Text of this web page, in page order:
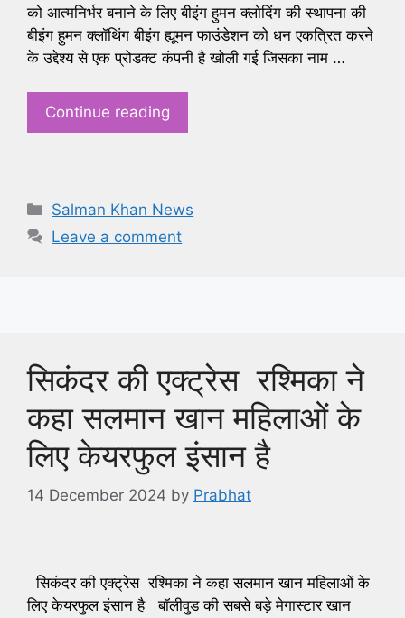
को आत्मनिर्भर बनाने के लिए बीइंग हुमन क्लोदिंग की स्थापना की
बीइंग हुमन क्लॉथिंग बीइंग ह्यूमन फाउंडेशन को धन एकत्रित करने
के उद्देश्य से एक प्रोडक्ट कंपनी है खोली गई जिसका नाम …
Continue reading
Categories
Salman Khan News
Leave a comment
सिकंदर की एक्ट्रेस रश्मिका ने
कहा सलमान खान महिलाओं के
लिए केयरफुल इंसान है
14 December 2024 by Prabhat
सिकंदर की एक्ट्रेस रश्मिका ने कहा सलमान खान महिलाओं के
लिए केयरफुल इंसान है बॉलीवुड की सबसे बड़े मेगास्टार खान